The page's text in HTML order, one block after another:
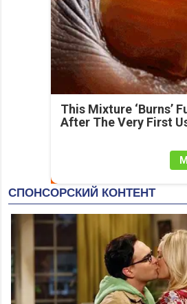
This Mixture ‘Burns’
After The Very First